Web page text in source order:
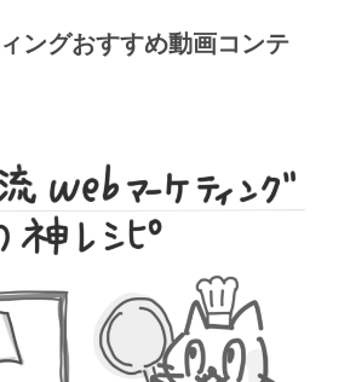
ングおすすめ動画コンテ